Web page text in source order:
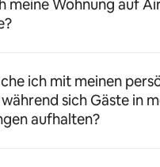
meine Wohnung auf
ich mit meinen
sich Gäste in
aufhalten?